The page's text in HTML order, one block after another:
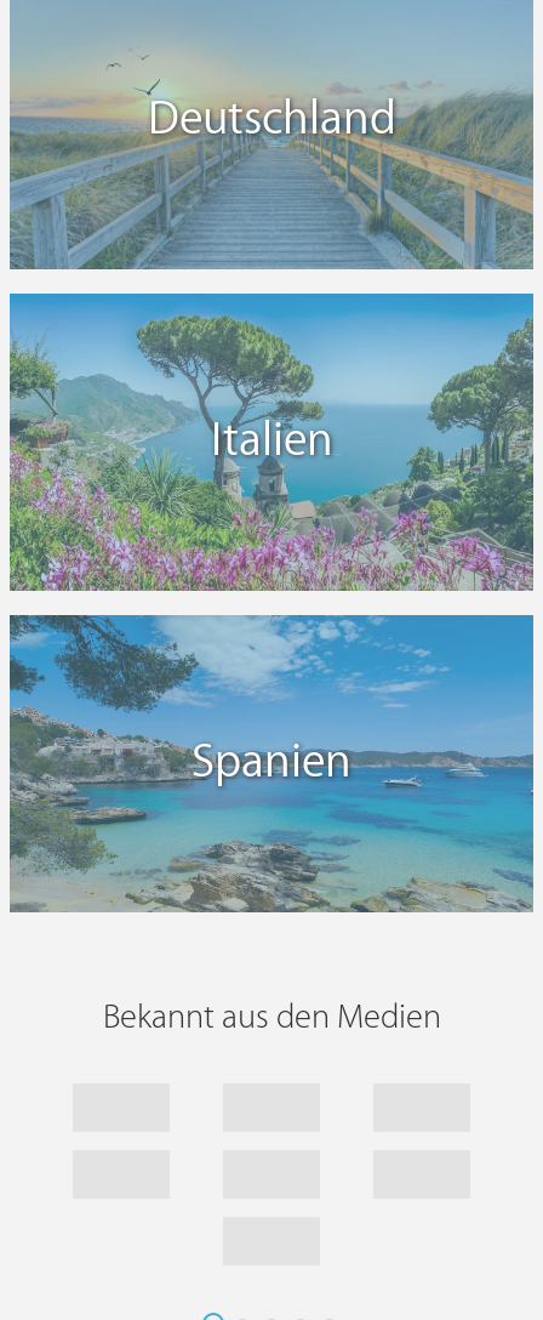
Deutschland
Italien
Spanien
Bekannt aus den Medien